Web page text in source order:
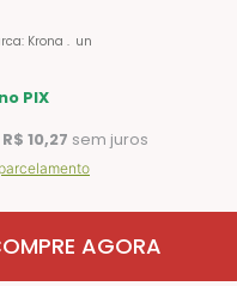
Krona un
no PIX
R$ 10,27 sem juros
AGORA